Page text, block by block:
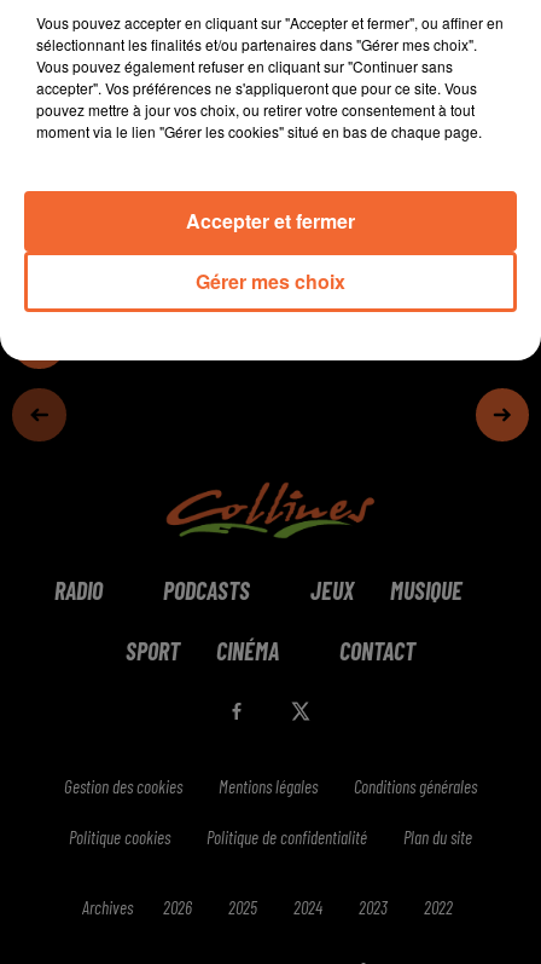
pistes cyclables indépendantes déconnectés des
routes empruntées par les autombilistes.
Le succès de Terra Aventura en bocage bressuirais.
Jacques Barbaud en concert à Bocapole le 01 Dec.
prochain ( photo ) ! Celui qui interprête des chansons
RADIO PODCASTS JEUX MUSIQUE
SPORT CINÉMA CONTACT
Gestion des cookies Mentions légales Conditions générales
Politique cookies Politique de confidentialité Plan du site
Archives 2026 2025 2024 2023 2022
Vous pouvez accepter en cliquant sur "Accepter et fermer", ou affiner en
sélectionnant les finalités et/ou partenaires dans "Gérer mes choix".
Vous pouvez également refuser en cliquant sur "Continuer sans
accepter". Vos préférences ne s'appliqueront que pour ce site. Vous
pouvez mettre à jour vos choix, ou retirer votre consentement à tout
moment via le lien "Gérer les cookies" situé en bas de chaque page.
Gérer mes choix
Accepter et fermer